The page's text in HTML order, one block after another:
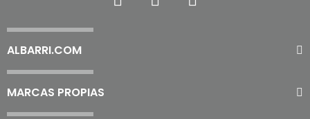
ALBARRI.COM
MARCAS PROPIAS